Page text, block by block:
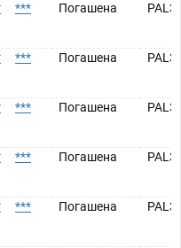
*** Погашена
*** Погашена
*** Погашена
*** Погашена
*** Погашена